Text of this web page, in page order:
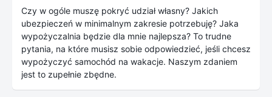
Czy w ogóle muszę pokryć udział własny? Jakich
ubezpieczeń w minimalnym zakresie potrzebuję? Jaka
wypożyczalnia będzie dla mnie najlepsza? To trudne
pytania, na które musisz sobie odpowiedzieć, jeśli chcesz
wypożyczyć samochód na wakacje. Naszym zdaniem
jest to zupełnie zbędne.